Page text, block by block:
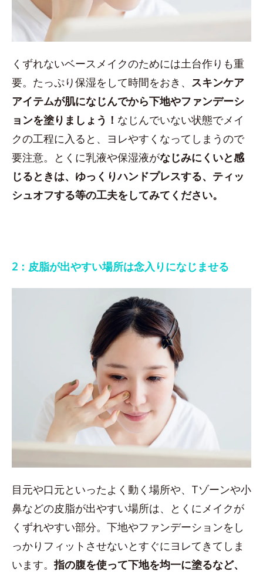
くずれないベースメイクのためには土台作りも重
要。たっぷり保湿をして時間をおき、 スキンケア
アイテムが肌になじんでから下地やファンデーシ
ョンを塗りましょう！ なじんでいない状態でメイ
クの工程に入ると、ヨレやすくなってしまうので
要注意。とくに乳液や保湿液がなじみにくいと感
じるときは、ゆっくりハンドプレスする、ティッ
シュオフする等の工夫をしてみてください。
2：皮脂が出やすい場所は念入りになじませる
目元や口元といったよく動く場所や、Tゾーンや小
鼻などの皮脂が出やすい場所は、とくにメイクが
くずれやすい部分。下地やファンデーションをし
っかりフィットさせないとすぐにヨレてきてしま
います。指の腹を使って下地を均一に塗るなど、